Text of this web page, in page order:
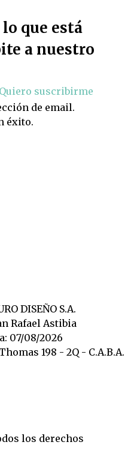
que está
a nuestro
Quiero suscribirme
de email.
éxito.
DISEÑO S.A.
Rafael Astibia
07/08/2026
198 - 2Q - C.A.B.A.
los derechos